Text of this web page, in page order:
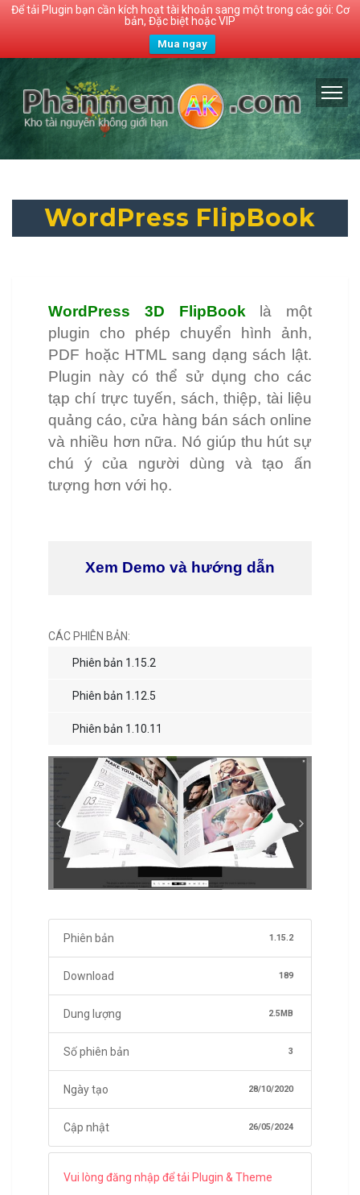
Để tải Plugin bạn cần kích hoạt tài khoản sang một trong các gói: Cơ
bản, Đặc biệt hoặc VIP
Mua ngay
WordPress FlipBook
WordPress 3D FlipBooklà một
plugin cho phép chuyển hình ảnh,
PDF hoặc HTML sang dạng sách lật.
Plugin này có thể sử dụng cho các
tạp chí trực tuyến, sách, thiệp, tài liệu
quảng cáo, cửa hàng bán sách online
và nhiều hơn nữa. Nó giúp thu hút sự
chú ý của người dùng và tạo ấn
tượng hơn với họ.
Xem Demo và hướng dẫn
CÁC PHIÊN BẢN:
Phiên bản 1.15.2
Phiên bản 1.12.5
Phiên bản 1.10.11
Phiên bản 1.15.2
Download 189
Dung lượng 2.5MB
Số phiên bản 3
Ngày tạo 28/10/2020
Cập nhật 26/05/2024
Vui lòng đăng nhập để tải Plugin & Theme